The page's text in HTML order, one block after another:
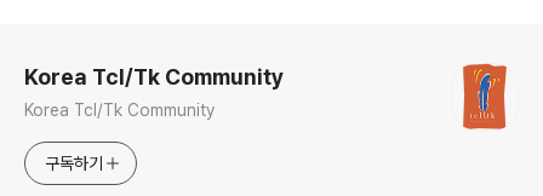
Korea Tcl/Tk Community
Korea Tcl/Tk Community
구독하기